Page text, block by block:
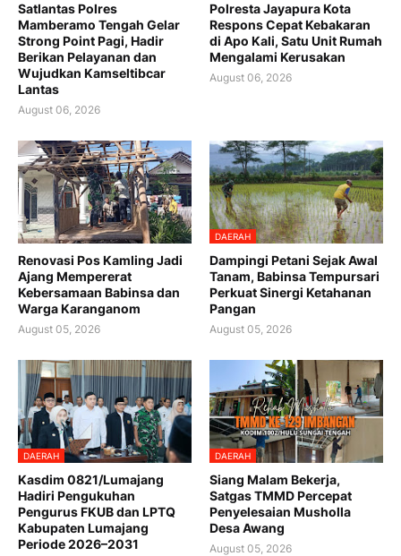
Satlantas Polres
Mamberamo Tengah Gelar
Strong Point Pagi, Hadir
Berikan Pelayanan dan
Wujudkan Kamseltibcar
Lantas
August 06, 2026
Polresta Jayapura Kota
Respons Cepat Kebakaran
di Apo Kali, Satu Unit Rumah
Mengalami Kerusakan
August 06, 2026
Renovasi Pos Kamling Jadi
Ajang Mempererat
Kebersamaan Babinsa dan
Warga Karanganom
August 05, 2026
DAERAH
Dampingi Petani Sejak Awal
Tanam, Babinsa Tempursari
Perkuat Sinergi Ketahanan
Pangan
August 05, 2026
DAERAH
Kasdim 0821/Lumajang
Hadiri Pengukuhan
Pengurus FKUB dan LPTQ
Kabupaten Lumajang
Periode 2026–2031
DAERAH
Siang Malam Bekerja,
Satgas TMMD Percepat
Penyelesaian Musholla
Desa Awang
August 05, 2026